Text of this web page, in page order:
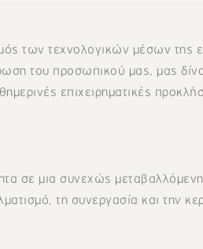
των τεχνολογικών μέσων της
του προσωπικού μας, μας
επιχειρηματικές
σε μια συνεχώς
τη συνεργασία και την